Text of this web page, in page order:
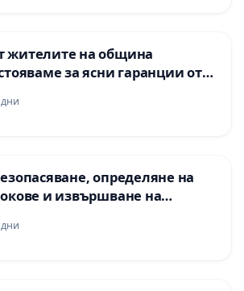
жителите на община
за ясни гаранции от
АД и от държавата, че ще се
екологични норми!
определяне на
и извършване на
на
път между пътен възел АМ
Ихтиман - с. Мирово - к.к.